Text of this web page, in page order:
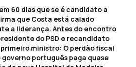
60 dias que se é candidato a
que Costa está calado
a liderança. Antes do encontro
do PSD e recandidato
ministro: O perdão fiscal
governo português paga quase